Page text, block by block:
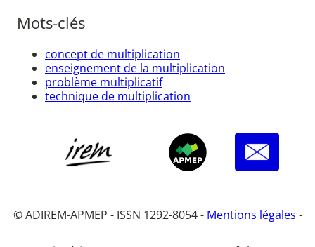
Mots-clés
concept de multiplication
enseignement de la multiplication
problème multiplicatif
technique de multiplication
© ADIREM-APMEP - ISSN 1292-8054 - Mentions légales -